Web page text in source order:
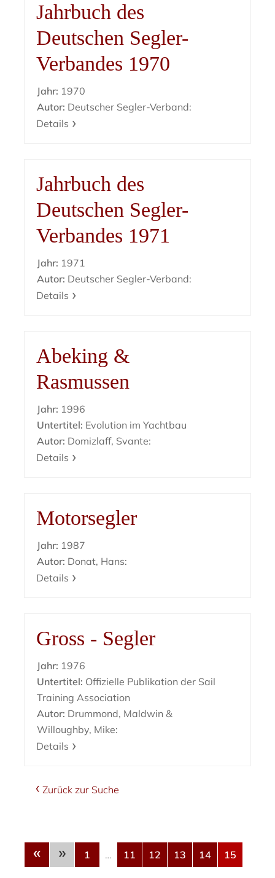
Jahrbuch des
Deutschen Segler-
Verbandes 1970
Jahr: 1970
Autor: Deutscher Segler-Verband:
Details
Jahrbuch des
Deutschen Segler-
Verbandes 1971
Jahr: 1971
Autor: Deutscher Segler-Verband:
Details
Abeking &
Rasmussen
Jahr: 1996
Untertitel: Evolution im Yachtbau
Autor: Domizlaff, Svante:
Details
Motorsegler
Jahr: 1987
Autor: Donat, Hans:
Details
Gross - Segler
Jahr: 1976
Untertitel: Offizielle Publikation der Sail
Training Association
Autor: Drummond, Maldwin &
Willoughby, Mike:
Details
Zurück zur Suche
« » 1 … 11 12 13 14 15